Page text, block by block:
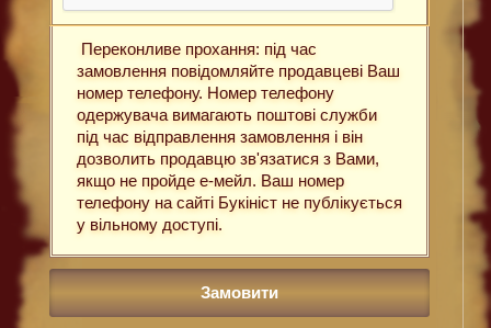
Переконливе прохання: під час
замовлення повідомляйте продавцеві Ваш
номер телефону. Номер телефону
одержувача вимагають поштові служби
під час відправлення замовлення і він
дозволить продавцю зв'язатися з Вами,
якщо не пройде е-мейл. Ваш номер
телефону на сайті Букініст не публікується
у вільному доступі.